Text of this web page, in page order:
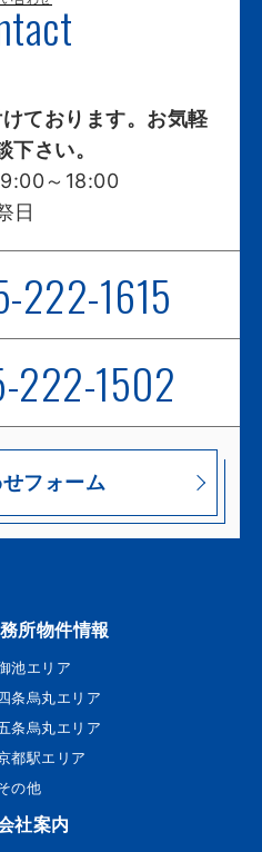
ております。お気軽
下さい。
～18:00
日
222-1615
222-1502
フォーム
所物件情報
池エリア
条烏丸エリア
条烏丸エリア
都駅エリア
の他
社案内